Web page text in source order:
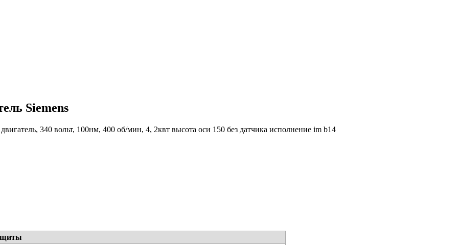
Siemens
340 вольт, 100нм, 400 об/мин, 4, 2квт высота оси 150 без датчика исполнение im b14